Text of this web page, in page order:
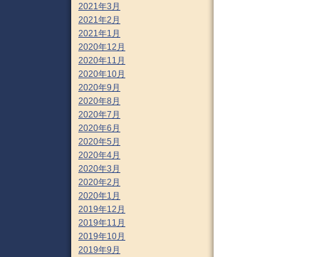
2021年3月
2021年2月
2021年1月
2020年12月
2020年11月
2020年10月
2020年9月
2020年8月
2020年7月
2020年6月
2020年5月
2020年4月
2020年3月
2020年2月
2020年1月
2019年12月
2019年11月
2019年10月
2019年9月